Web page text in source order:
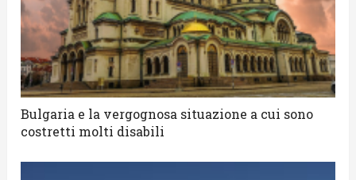
Bulgaria e la vergognosa situazione a cui sono
costretti molti disabili